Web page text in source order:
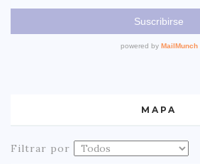
MAPA
Filtrar por